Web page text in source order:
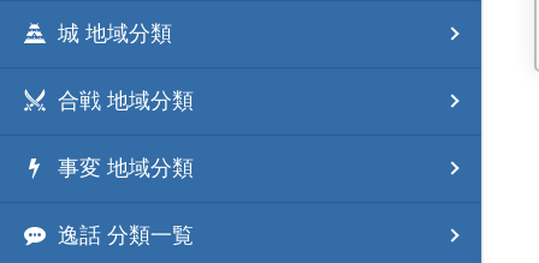
城 地域分類
合戦 地域分類
事変 地域分類
逸話 分類一覧